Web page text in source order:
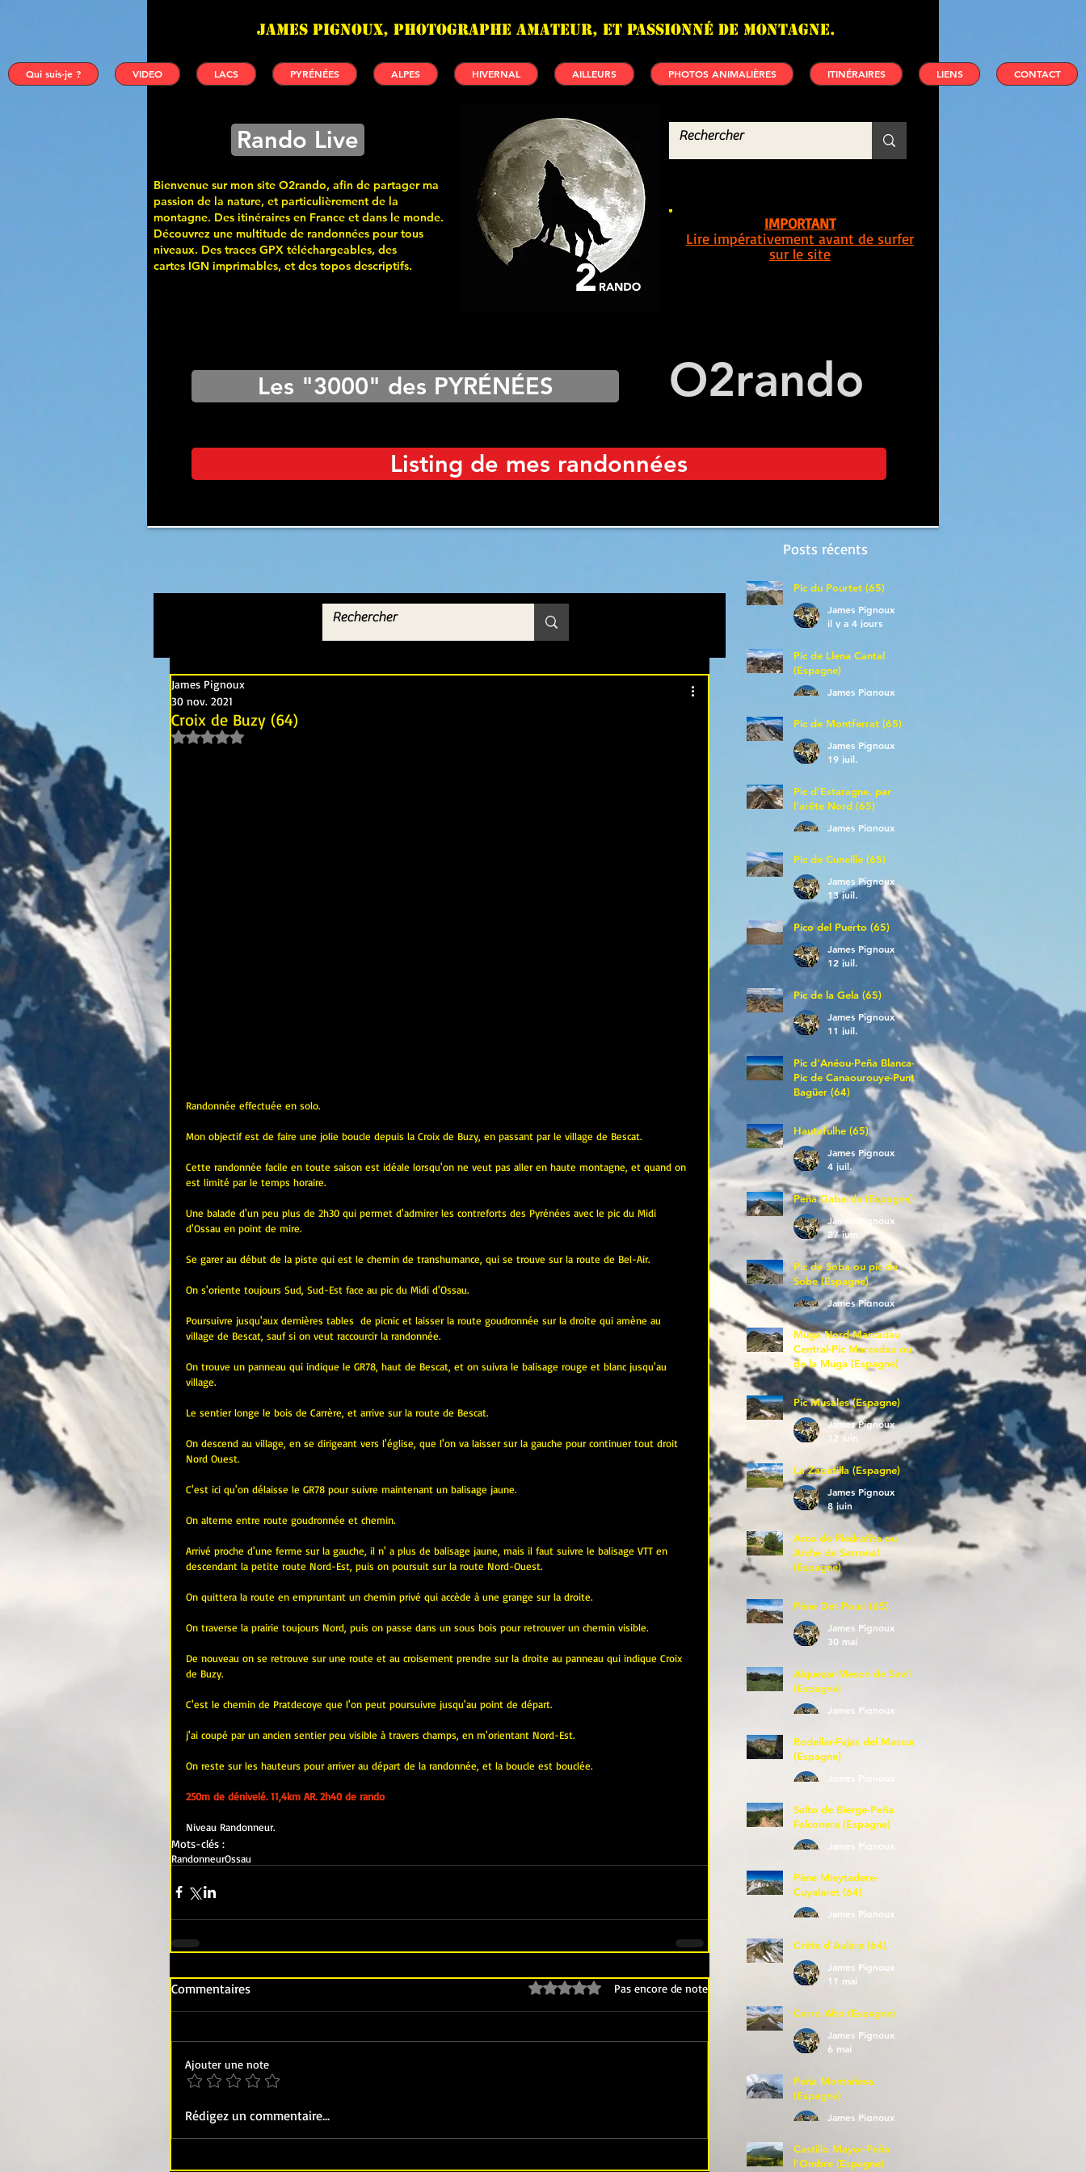
James PIGNOUX, photographe amateur, et passionné de montagne.
Qui suis-je ? VIDEO LACS PYRÉNÉES ALPES HIVERNAL AILLEURS PHOTOS ANIMALIÈRES ITINÉRAIRES LIENS CONTACT
Rando Live
Bienvenue sur mon site O2rando, afin de partager ma
passion de la nature, et particulièrement de la
montagne. Des itinéraires en France et dans le monde.
Découvrez une multitude de randonnées pour tous
niveaux. Des traces GPX téléchargeables, des
cartes IGN imprimables, et des topos descriptifs.
IMPORTANT
Lire impérativement avant de surfer
sur le site
Les "3000" des PYRÉNÉES O2rando
Listing de mes randonnées
Posts récents
Croix de Buzy (64)
James Pignoux
30 nov. 2021
Noté NaN étoiles sur 5.
Randonnée effectuée en solo.
Mon objectif est de faire une jolie boucle depuis la Croix de Buzy, en passant par le village de Bescat.
Cette randonnée facile en toute saison est idéale lorsqu'on ne veut pas aller en haute montagne, et quand on
est limité par le temps horaire.
Une balade d'un peu plus de 2h30 qui permet d'admirer les contreforts des Pyrénées avec le pic du Midi
d'Ossau en point de mire.
Se garer au début de la piste qui est le chemin de transhumance, qui se trouve sur la route de Bel-Air.
On s'oriente toujours Sud, Sud-Est face au pic du Midi d'Ossau.
Poursuivre jusqu'aux dernières tables  de picnic et laisser la route goudronnée sur la droite qui amène au
village de Bescat, sauf si on veut raccourcir la randonnée.
On trouve un panneau qui indique le GR78, haut de Bescat, et on suivra le balisage rouge et blanc jusqu'au
village.
Le sentier longe le bois de Carrère, et arrive sur la route de Bescat.
On descend au village, en se dirigeant vers l'église, que l'on va laisser sur la gauche pour continuer tout droit
Nord Ouest.
C'est ici qu'on délaisse le GR78 pour suivre maintenant un balisage jaune.
On alterne entre route goudronnée et chemin.
Arrivé proche d'une ferme sur la gauche, il n' a plus de balisage jaune, mais il faut suivre le balisage VTT en
descendant la petite route Nord-Est, puis on poursuit sur la route Nord-Ouest.
On quittera la route en empruntant un chemin privé qui accède à une grange sur la droite.
On traverse la prairie toujours Nord, puis on passe dans un sous bois pour retrouver un chemin visible.
De nouveau on se retrouve sur une route et au croisement prendre sur la droite au panneau qui indique Croix
de Buzy.
C'est le chemin de Pratdecoye que l'on peut poursuivre jusqu'au point de départ.
j'ai coupé par un ancien sentier peu visible à travers champs, en m'orientant Nord-Est.
On reste sur les hauteurs pour arriver au départ de la randonnée, et la boucle est bouclée.
250m de dénivelé. 11,4km AR. 2h40 de rando
Niveau Randonneur.
Mots-clés :
RandonneurOssau
Commentaires Noté 0 étoile sur 5. Pas encore de note
Ajouter une note
Rédigez un commentaire...
Pic du Pourtet (65)
James Pignoux
il y a 4 jours
Pic de Llena Cantal
(Espagne)
James Pignoux
Pic de Montferrat (65)
James Pignoux
19 juil.
Pic d'Estaragne, par
l'arête Nord (65)
James Pignoux
Pic de Cuneille (65)
James Pignoux
13 juil.
Pico del Puerto (65)
James Pignoux
12 juil.
Pic de la Gela (65)
James Pignoux
11 juil.
Pic d'Anéou-Peña Blanca-
Pic de Canaourouye-Punta
Bagüer (64)
James Pignoux
5 juil.
Hautafulhe (65)
James Pignoux
4 juil.
Peña Gabarda (Espagne)
James Pignoux
27 juin
Pic de Soba ou pic de
Sobe (Espagne)
James Pignoux
25 juin
Muga Nord-Marcadau
Central-Pic Marcadau ou
de la Muga (Espagne)
James Pignoux
21 juin
Pic Musales (Espagne)
James Pignoux
12 juin
La Zapatilla (Espagne)
James Pignoux
8 juin
Arco de Piedrafita ou
Arche de Sarronal
(Espagne)
James Pignoux
7 juin
Pène Det Pouri (65)
James Pignoux
30 mai
Alquezar-Meson de Sevil
(Espagne)
James Pignoux
Rodellar-Fajas del Mascun
(Espagne)
James Pignoux
Salto de Bierge-Peña
Falconera (Espagne)
James Pignoux
Pène Mieytadere-
Cuyalaret (64)
James Pignoux
Crête d'Aulère (64)
James Pignoux
11 mai
Cerro Alto (Espagne)
James Pignoux
6 mai
Peña Montañesa
(Espagne)
James Pignoux
Castillo Mayor-Peña
l'Ombre (Espagne)